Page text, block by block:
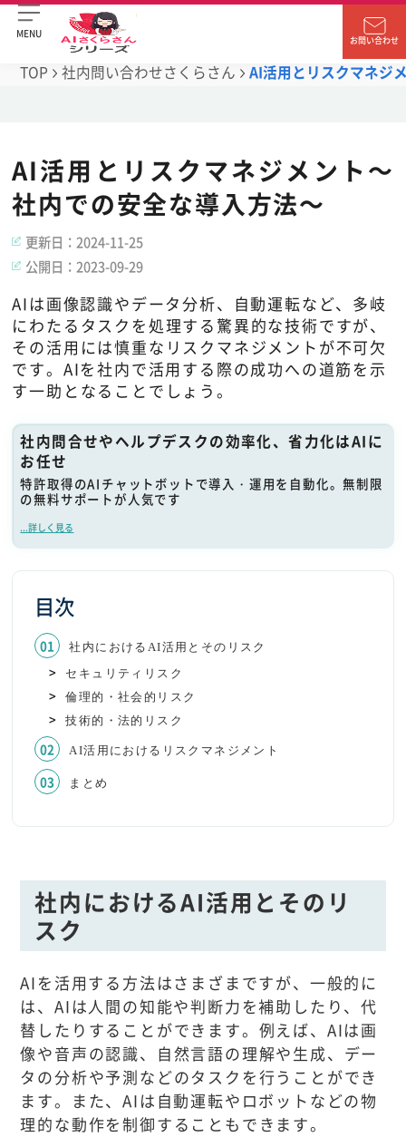
MENU
お問い合わせ
TOP 社内問い合わせさくらさん AI活用とリスクマネジ
AI活用とリスクマネジメント～
社内での安全な導入方法～
更新日：2024-11-25
公開日：2023-09-29
AIは画像認識やデータ分析、自動運転など、多岐
にわたるタスクを処理する驚異的な技術ですが、
その活用には慎重なリスクマネジメントが不可欠
です。AIを社内で活用する際の成功への道筋を示
す一助となることでしょう。
社内問合せやヘルプデスクの効率化、省力化はAIに
お任せ
特許取得のAIチャットボットで導入・運用を自動化。無制限
の無料サポートが人気です
...詳しく見る
目次
社内におけるAI活用とそのリスク
セキュリティリスク
倫理的・社会的リスク
技術的・法的リスク
AI活用におけるリスクマネジメント
まとめ
社内におけるAI活用とそのリ
スク
AIを活用する方法はさまざまですが、一般的に
は、AIは人間の知能や判断力を補助したり、代
替したりすることができます。例えば、AIは画
像や音声の認識、自然言語の理解や生成、デー
タの分析や予測などのタスクを行うことができ
ます。また、AIは自動運転やロボットなどの物
理的な動作を制御することもできます。